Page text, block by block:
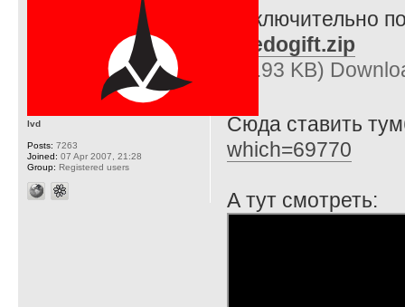
Исключительно
nedogift.zip
(11.93 KB)
Сюда ставить
which=69770
А тут смотреть:
lvd
Posts: 7263
Joined: 07 Apr 2007, 21:28
Group: Registered users